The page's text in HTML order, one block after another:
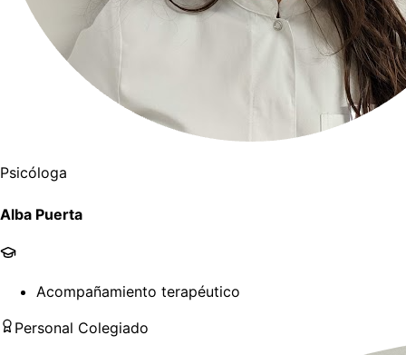
Psicóloga
Alba Puerta
Acompañamiento terapéutico
Personal Colegiado